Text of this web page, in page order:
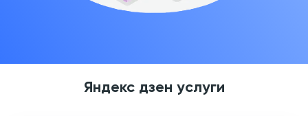
Яндекс дзен услуги